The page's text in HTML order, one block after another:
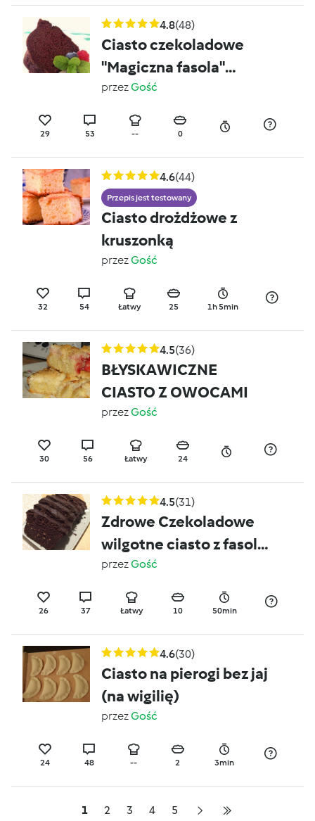
4.8(48)
Ciasto czekoladowe
"Magiczna fasola"
("Magic
Bean"chocolate cake)
przezGość
29 53 -- 0
4.6(44)
Przepis jest testowany
Ciasto drożdżowe z
kruszonką
przezGość
32 54 Łatwy 25 1h 5min
4.5(36)
BŁYSKAWICZNE
CIASTO Z OWOCAMI
przezGość
30 56 Łatwy 24
4.5(31)
Zdrowe Czekoladowe
wilgotne ciasto z fasoli
bez cukru, tłuszczu,
mąki
przezGość
26 37 Łatwy 10 50min
4.6(30)
Ciasto na pierogi bez jaj
(na wigilię)
przezGość
24 48 -- 2 3min
1 2 3 4 5